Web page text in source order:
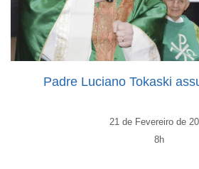
Padre Luciano Tokaski
21 de Fevereiro de
8h